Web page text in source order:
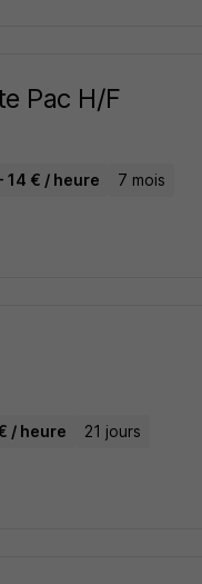
Pac H/F
14 € / heure 7 mois
/ heure 21 jours